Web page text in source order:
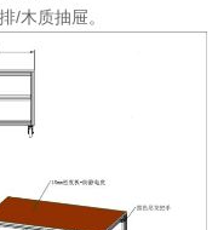
/木质抽屉。